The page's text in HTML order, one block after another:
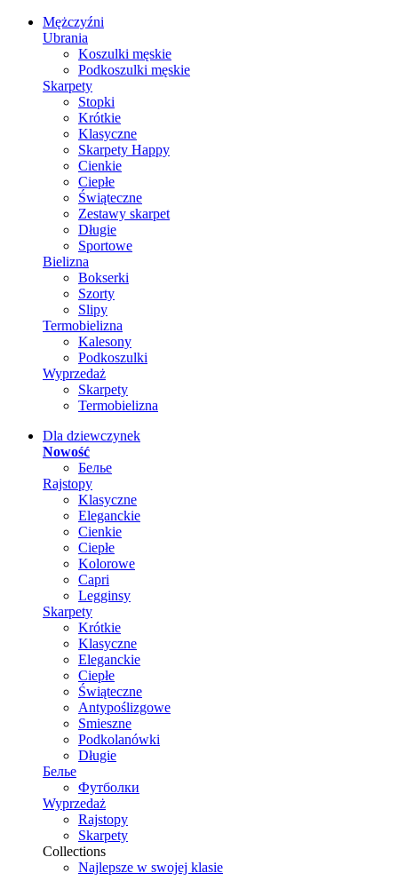
Mężczyźni
Ubrania
Koszulki męskie
Podkoszulki męskie
Skarpety
Stopki
Krótkie
Klasyczne
Skarpety Happy
Cienkie
Ciepłe
Świąteczne
Zestawy skarpet
Długie
Sportowe
Bielizna
Bokserki
Szorty
Slipy
Termobielizna
Kalesony
Podkoszulki
Wyprzedaż
Skarpety
Termobielizna
Dla dziewczynek
Nowość
Белье
Rajstopy
Klasyczne
Eleganckie
Cienkie
Ciepłe
Kolorowe
Capri
Legginsy
Skarpety
Krótkie
Klasyczne
Eleganckie
Ciepłe
Świąteczne
Antypoślizgowe
Smieszne
Podkolanówki
Długie
Белье
Футболки
Wyprzedaż
Rajstopy
Skarpety
Collections
Najlepsze w swojej klasie